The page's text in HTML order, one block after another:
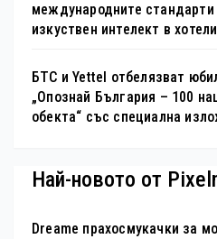
международните стандарти
изкуствен интелект в
БТС и Yettel отбелязват
„Опознай България – 100
обекта“ със специална
Най-новото от
Dreame прахосмукачки за